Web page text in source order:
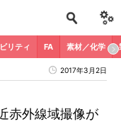
リティ FA 素材／化学
2017年3月2日
赤外線域撮像が